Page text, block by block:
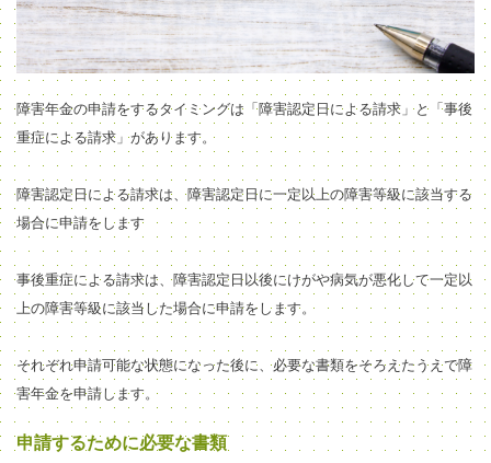
障害年金の申請をするタイミングは「障害認定日による請求」と「事後
重症による請求」があります。
障害認定日による請求は、障害認定日に一定以上の障害等級に該当する
場合に申請をします
事後重症による請求は、障害認定日以後にけがや病気が悪化して一定以
上の障害等級に該当した場合に申請をします。
それぞれ申請可能な状態になった後に、必要な書類をそろえたうえで障
害年金を申請します。
申請するために必要な書類